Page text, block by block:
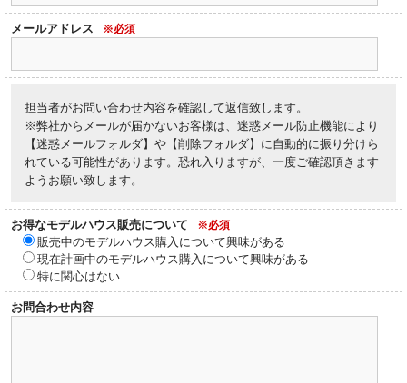
メールアドレス ※必須
担当者がお問い合わせ内容を確認して返信致します。
※弊社からメールが届かないお客様は、迷惑メール防止機能により
【迷惑メールフォルダ】や【削除フォルダ】に自動的に振り分けら
れている可能性があります。恐れ入りますが、一度ご確認頂きます
ようお願い致します。
お得なモデルハウス販売について ※必須
販売中のモデルハウス購入について興味がある
現在計画中のモデルハウス購入について興味がある
特に関心はない
お問合わせ内容